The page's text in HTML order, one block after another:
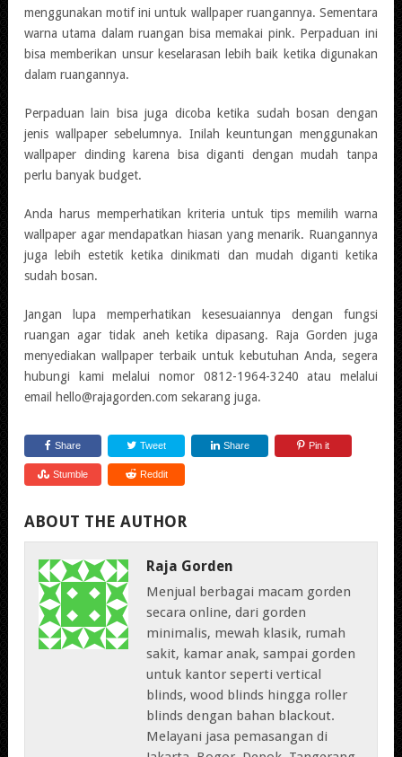
menggunakan motif ini untuk wallpaper ruangannya. Sementara
warna utama dalam ruangan bisa memakai pink. Perpaduan ini
bisa memberikan unsur keselarasan lebih baik ketika digunakan
dalam ruangannya.
Perpaduan lain bisa juga dicoba ketika sudah bosan dengan
jenis wallpaper sebelumnya. Inilah keuntungan menggunakan
wallpaper dinding karena bisa diganti dengan mudah tanpa
perlu banyak budget.
Anda harus memperhatikan kriteria untuk tips memilih warna
wallpaper agar mendapatkan hiasan yang menarik. Ruangannya
juga lebih estetik ketika dinikmati dan mudah diganti ketika
sudah bosan.
Jangan lupa memperhatikan kesesuaiannya dengan fungsi
ruangan agar tidak aneh ketika dipasang. Raja Gorden juga
menyediakan wallpaper terbaik untuk kebutuhan Anda, segera
hubungi kami melalui nomor 0812-1964-3240 atau melalui
email hello@rajagorden.com sekarang juga.
Share Tweet Share Pin it
Stumble Reddit
ABOUT THE AUTHOR
Raja Gorden
Menjual berbagai macam gorden
secara online, dari gorden
minimalis, mewah klasik, rumah
sakit, kamar anak, sampai gorden
untuk kantor seperti vertical
blinds, wood blinds hingga roller
blinds dengan bahan blackout.
Melayani jasa pemasangan di